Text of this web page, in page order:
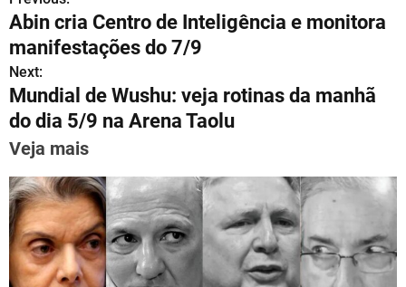
at
s
A
p
p
gr
a
m
c
e
b
o
o
ai
l
er
e
k
e
n
e
o
s
t
n
a
v
i
g
Abin cria Centro de Inteligência e monitora
manifestações do 7/9
Next:
Mundial de Wushu: veja rotinas da manhã
do dia 5/9 na Arena Taolu
Veja mais